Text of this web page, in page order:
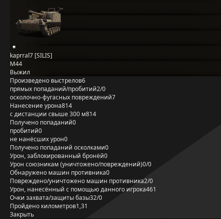
kaprral7 [SILIS]
M44
Выжил
Произведено выстрелов6
прямых попаданий/пробитий2/0
осколочно-фугасных повреждений7
Нанесение урона814
с дистанции свыше 300 м814
Получено попаданий0
пробитий0
не нанёсших урон0
Получено попаданий осколками0
Урон, заблокированный бронёй0
Урон союзникам (уничтожено/повреждений)0/0
Обнаружено машин противника0
Повреждено/уничтожено машин противника2/0
Урон, нанесённый с помощью данного игрока461
Очки захвата/защиты базы32/0
Пройдено километров1,31
Закрыть